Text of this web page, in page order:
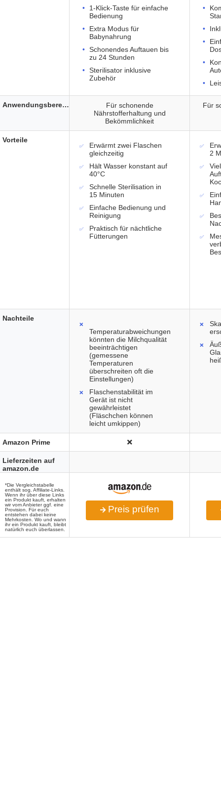
1-Klick-Taste für einfache
Bedienung
Extra Modus für
Babynahrung
Schonendes Auftauen bis
zu 24 Stunden
Sterilisator inklusive
Zubehör
Für schonende
Nährstofferhaltung und
Bekömmlichkeit
Für
Erwärmt zwei Flaschen
gleichzeitig
Hält Wasser konstant auf
40°C
Schnelle Sterilisation in
15 Minuten
Einfache Bedienung und
Reinigung
Praktisch für nächtliche
Fütterungen
2
Temperaturabweichungen
könnten die Milchqualität
beeinträchtigen
(gemessene
Temperaturen
überschreiten oft die
Einstellungen)
Flaschenstabilität im
Gerät ist nicht
gewährleistet
(Fläschchen können
leicht umkippen)
Preis prüfen
Anwendungsbereich
Vorteile
Nachteile
Amazon Prime
Lieferzeiten auf
amazon.de
*Die Vergleichstabelle
enthält sog. Affiliate-Links.
Wenn ihr über diese Links
ein Produkt kauft, erhalten
wir vom Anbieter ggf. eine
Provision. Für euch
entstehen dabei keine
Mehrkosten. Wo und wann
ihr ein Produkt kauft, bleibt
natürlich euch überlassen.